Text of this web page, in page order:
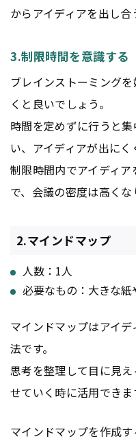
からアイディアを出し合
3.制限時間を意識する
ブレインストーミング
くと良いでしょう。
時間を定めずに行うと
い、アイディアが出にく
制限時間内でアイディ
で、会議の密度は高くな
2.マインドマップ
人数：1人
必要なもの：大きな
マインドマップはアイ
法です。
思考を整理して目に見
せていく時に活用できま
マインドマップを作成